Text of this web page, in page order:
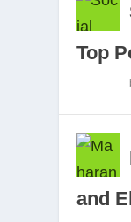
Top
and